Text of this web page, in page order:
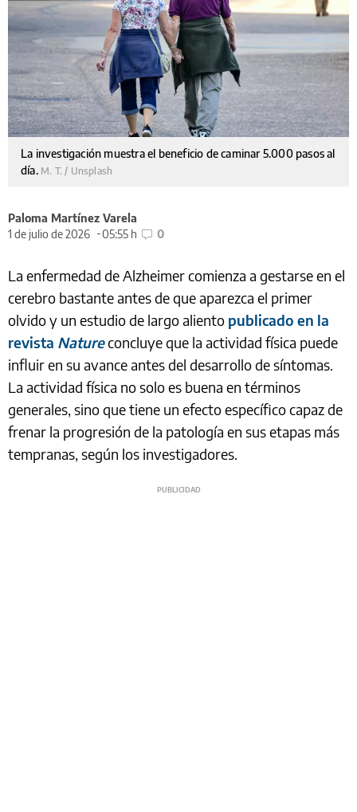
La investigación muestra el beneficio de caminar 5.000 pasos al
día. M. T. / Unsplash
Paloma Martínez Varela
1 de julio de 2026
05:55 h 0
La enfermedad de Alzheimer comienza a gestarse en el
cerebro bastante antes de que aparezca el primer
olvido y un estudio de largo aliento publicado en la
revista Natureconcluye que la actividad física puede
influir en su avance antes del desarrollo de síntomas.
La actividad física no solo es buena en términos
generales, sino que tiene un efecto específico capaz de
frenar la progresión de la patología en sus etapas más
tempranas, según los investigadores.